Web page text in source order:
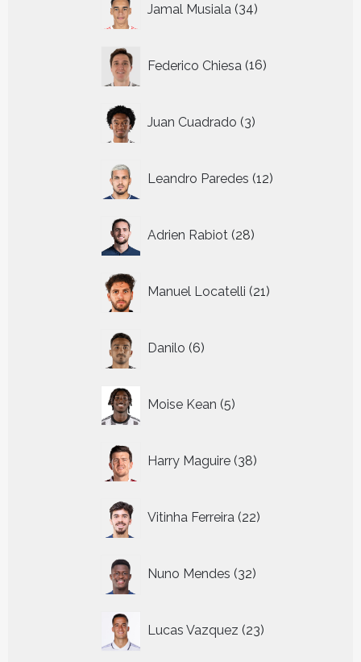
Jamal Musiala 34
producten
Federico Chiesa 16
producten
Juan Cuadrado 3
producten
Leandro Paredes 12
producten
Adrien Rabiot 28
producten
Manuel Locatelli 21
producten
Danilo 6
producten
Moise Kean 5
producten
Harry Maguire 38
producten
Vitinha Ferreira 22
producten
Nuno Mendes 32
producten
Lucas Vazquez 23
producten